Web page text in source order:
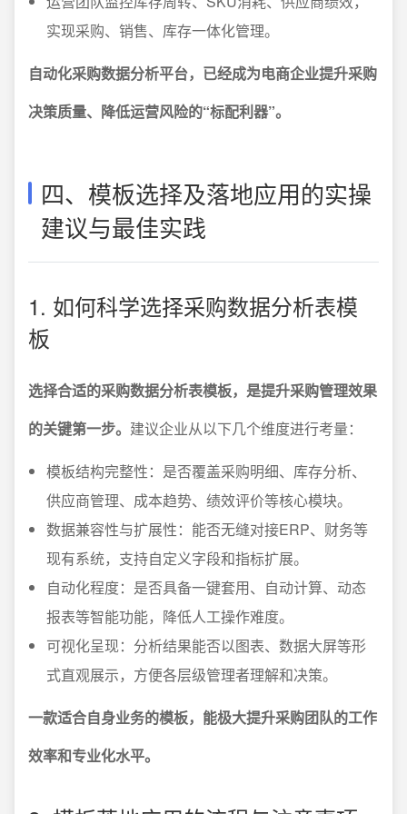
实现采购、销售、库存一体化管理。
自动化采购数据分析平台，已经成为电商企业提升采购
决策质量、降低运营风险的“标配利器”。
四、模板选择及落地应用的实操
建议与最佳实践
1. 如何科学选择采购数据分析表模
板
选择合适的采购数据分析表模板，是提升采购管理效果
的关键第一步。 建议企业从以下几个维度进行考量：
模板结构完整性：是否覆盖采购明细、库存分析、
供应商管理、成本趋势、绩效评价等核心模块。
数据兼容性与扩展性：能否无缝对接ERP、财务等
现有系统，支持自定义字段和指标扩展。
自动化程度：是否具备一键套用、自动计算、动态
报表等智能功能，降低人工操作难度。
可视化呈现：分析结果能否以图表、数据大屏等形
式直观展示，方便各层级管理者理解和决策。
一款适合自身业务的模板，能极大提升采购团队的工作
效率和专业化水平。